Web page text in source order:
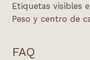
Etiquetas visibles
Peso y centro de
FAQ